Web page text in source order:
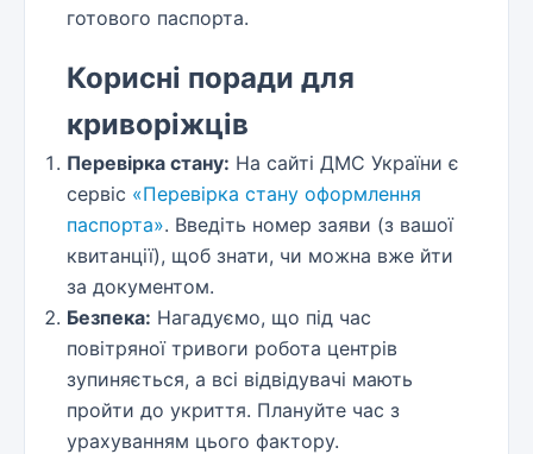
готового паспорта.
Корисні поради для
криворіжців
Перевірка стану: На сайті ДМС України є
сервіс «Перевірка стану оформлення
паспорта». Введіть номер заяви (з вашої
квитанції), щоб знати, чи можна вже йти
за документом.
Безпека: Нагадуємо, що під час
повітряної тривоги робота центрів
зупиняється, а всі відвідувачі мають
пройти до укриття. Плануйте час з
урахуванням цього фактору.